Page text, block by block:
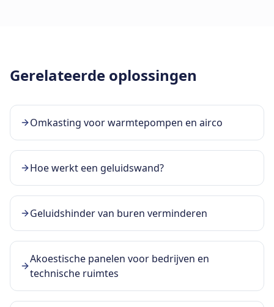
Gerelateerde oplossingen
Omkasting voor warmtepompen en airco
Hoe werkt een geluidswand?
Geluidshinder van buren verminderen
Akoestische panelen voor bedrijven en
technische ruimtes